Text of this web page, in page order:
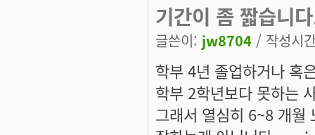
기간이 좀 짧습니
글쓴이: jw8704 / 작성시
학부 4년 졸업하거나 혹
학부 2학년보다 못하는
그래서 열심히 6~8 개월